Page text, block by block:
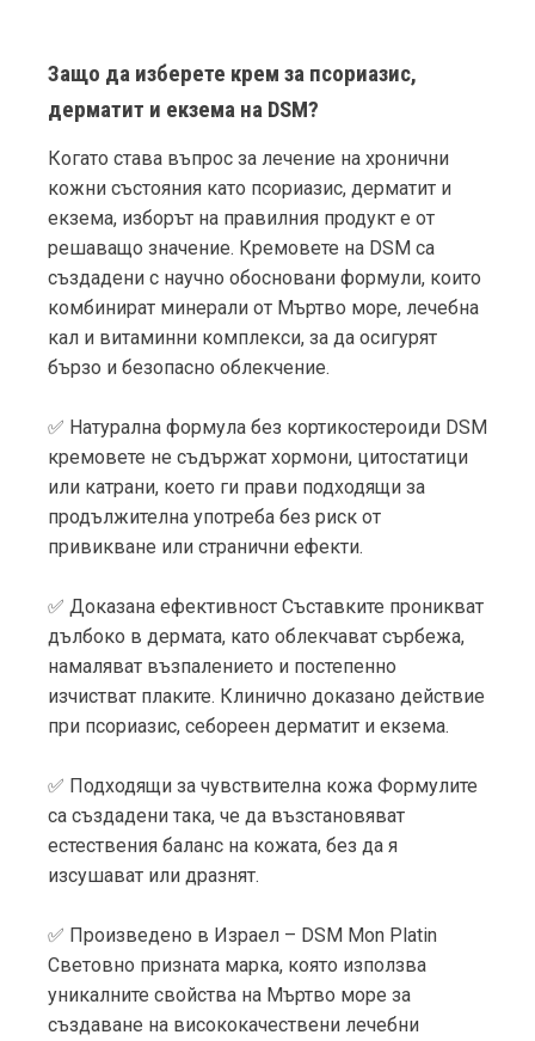
Защо да изберете крем за псориазис,
дерматит и екзема на DSM?
Когато става въпрос за лечение на хронични
кожни състояния като псориазис, дерматит и
екзема, изборът на правилния продукт е от
решаващо значение. Кремовете на DSM са
създадени с научно обосновани формули, които
комбинират минерали от Мъртво море, лечебна
кал и витаминни комплекси, за да осигурят
бързо и безопасно облекчение.
✅ Натурална формула без кортикостероиди DSM
кремовете не съдържат хормони, цитостатици
или катрани, което ги прави подходящи за
продължителна употреба без риск от
привикване или странични ефекти.
✅ Доказана ефективност Съставките проникват
дълбоко в дермата, като облекчават сърбежа,
намаляват възпалението и постепенно
изчистват плаките. Клинично доказано действие
при псориазис, себореен дерматит и екзема.
✅ Подходящи за чувствителна кожа Формулите
са създадени така, че да възстановяват
естествения баланс на кожата, без да я
изсушават или дразнят.
✅ Произведено в Израел – DSM Mon Platin
Световно призната марка, която използва
уникалните свойства на Мъртво море за
създаване на висококачествени лечебни